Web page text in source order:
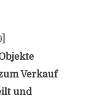
]
Verkauf
und